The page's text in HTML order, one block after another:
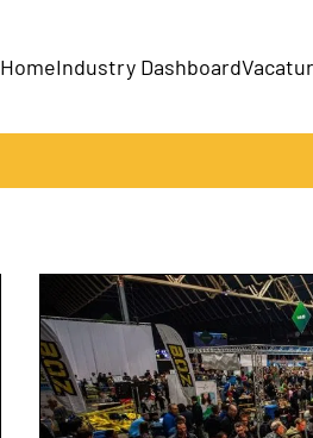
HomeIndustry Dashboard